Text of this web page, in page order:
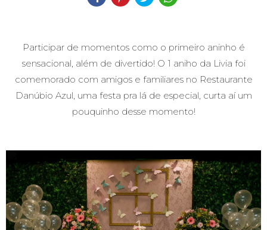
Participar de momentos como o primeiro aninho é
sensacional, além de divertido! O 1 aniho da Livia foi
comemorado com amigos e familiares no Restaurante
Danúbio Azul, uma festa pra lá de especial, curta aí um
pouquinho desse momento!